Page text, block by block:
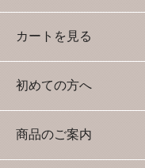
カートを見る
初めての方へ
商品のご案内